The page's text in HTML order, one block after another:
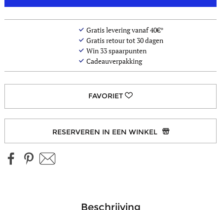
Gratis levering vanaf 40€*
Gratis retour tot 30 dagen
Win 33spaarpunten
Cadeauverpakking
RESERVEREN IN EEN WINKEL
beschrijving